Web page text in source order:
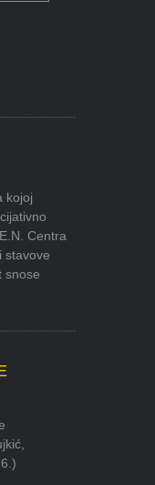
kojoj
Centra
stavove
snose